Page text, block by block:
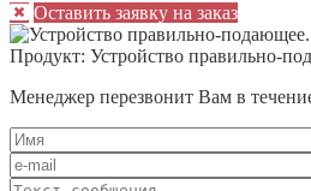
Оставить заявку на заказ
Продукт: Устройство правильно-
Менеджер перезвонит Вам в